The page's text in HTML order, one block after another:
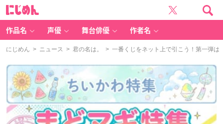
作品名 声優 舞台俳優 作者名
にじめん > ニュース > 君の名は。 > 一番くじをネット上で引こう！第一弾は